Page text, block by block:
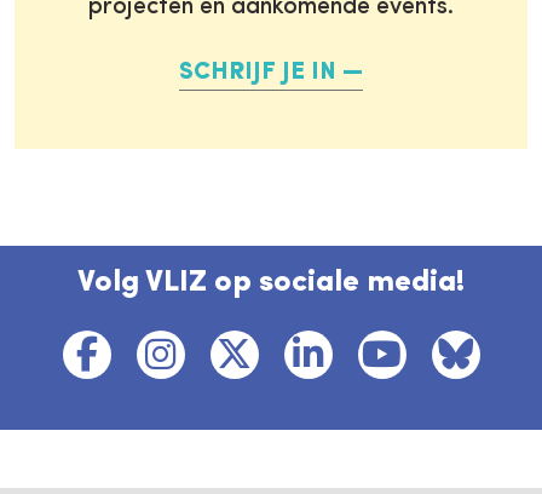
projecten en aankomende events.
SCHRIJF JE IN
Volg VLIZ op sociale media!